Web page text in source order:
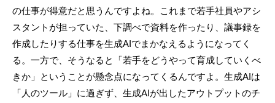
の仕事が得意だと思うんですよね。これまで若手社員やアシ
スタントが担っていた、下調べで資料を作ったり、議事録を
作成したりする仕事を生成AIでまかなえるようになってく
る。一方で、そうなると「若手をどうやって育成していくべ
きか」ということが懸念点になってくるんですよ。生成AIは
「人のツール」に過ぎず、生成AIが出したアウトプットのチ